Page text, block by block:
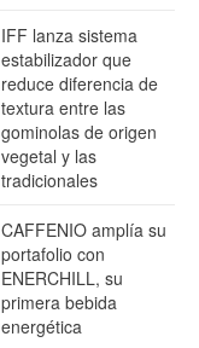
IFF lanza sistema
estabilizador que
reduce diferencia de
textura entre las
gominolas de origen
vegetal y las
tradicionales
CAFFENIO amplía su
portafolio con
ENERCHILL, su
primera bebida
energética